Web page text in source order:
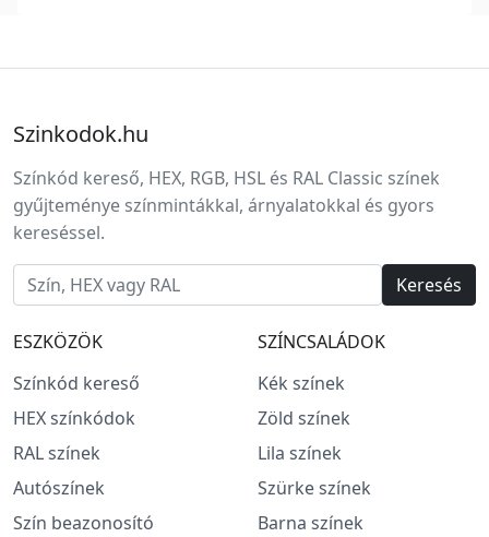
Szinkodok.hu
Színkód kereső, HEX, RGB, HSL és RAL Classic színek
gyűjteménye színmintákkal, árnyalatokkal és gyors
kereséssel.
Keresés
ESZKÖZÖK
Színkód kereső
HEX színkódok
RAL színek
Autószínek
Szín beazonosító
SZÍNCSALÁDOK
Kék színek
Zöld színek
Lila színek
Szürke színek
Barna színek